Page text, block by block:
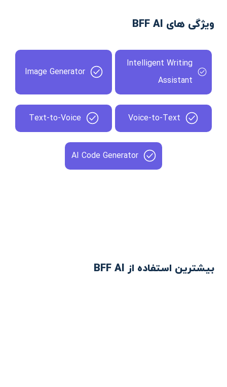
ویژگی های BFF AI
Intelligent Writing
Assistant
Image Generator
Voice-to-Text
Text-to-Voice
AI Code Generator
بیشترین استفاده از BFF AI